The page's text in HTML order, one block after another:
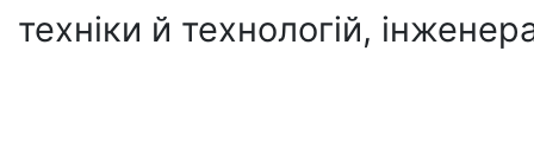
техніки й технологій,